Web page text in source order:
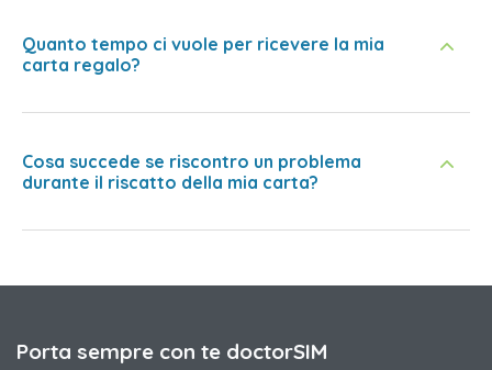
Quanto tempo ci vuole per ricevere la mia
carta regalo?
Cosa succede se riscontro un problema
durante il riscatto della mia carta?
Porta sempre con te doctorSIM